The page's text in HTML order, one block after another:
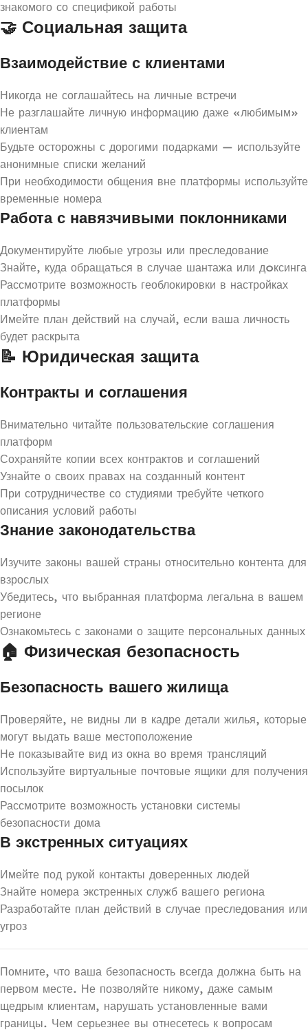
знакомого со спецификой работы
🤝 Социальная защита
Взаимодействие с клиентами
Никогда не соглашайтесь на личные встречи
Не разглашайте личную информацию даже «любимым»
клиентам
Будьте осторожны с дорогими подарками — используйте
анонимные списки желаний
При необходимости общения вне платформы используйте
временные номера
Работа с навязчивыми поклонниками
Документируйте любые угрозы или преследование
Знайте, куда обращаться в случае шантажа или дoксинга
Рассмотрите возможность геоблокировки в настройках
платформы
Имейте план действий на случай, если ваша личность
будет раскрыта
📝 Юридическая защита
Контракты и соглашения
Внимательно читайте пользовательские соглашения
платформ
Сохраняйте копии всех контрактов и соглашений
Узнайте о своих правах на созданный контент
При сотрудничестве со студиями требуйте четкого
описания условий работы
Знание законодательства
Изучите законы вашей страны относительно контента для
взрослых
Убедитесь, что выбранная платформа легальна в вашем
регионе
Ознакомьтесь с законами о защите персональных данных
🏠 Физическая безопасность
Безопасность вашего жилища
Проверяйте, не видны ли в кадре детали жилья, которые
могут выдать ваше местоположение
Не показывайте вид из окна во время трансляций
Используйте виртуальные почтовые ящики для получения
посылок
Рассмотрите возможность установки системы
безопасности дома
В экстренных ситуациях
Имейте под рукой контакты доверенных людей
Знайте номера экстренных служб вашего региона
Разработайте план действий в случае преследования или
угроз
Помните, что ваша безопасность всегда должна быть на
первом месте. Не позволяйте никому, даже самым
щедрым клиентам, нарушать установленные вами
границы. Чем серьезнее вы отнесетесь к вопросам